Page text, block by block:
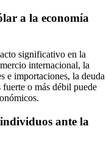
a la economía
significativo en la
internacional, la
e importaciones, la deuda
o más débil puede
ante la